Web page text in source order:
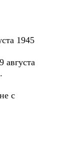
1945
августа
с